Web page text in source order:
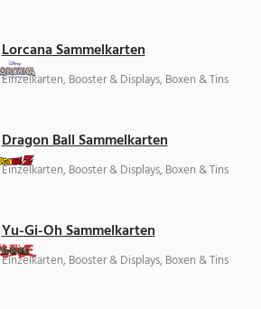
Lorcana Sammelkarten
Einzelkarten, Booster & Displays, Boxen & Tins
Dragon Ball Sammelkarten
Einzelkarten, Booster & Displays, Boxen & Tins
Yu-Gi-Oh Sammelkarten
Einzelkarten, Booster & Displays, Boxen & Tins